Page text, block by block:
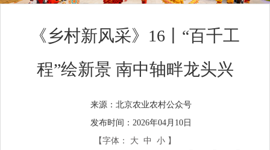
《乡村新风采》16丨“百千工
程”绘新景 南中轴畔龙头兴
来源： 北京农业农村公众号
发布时间：2026年04月10日
【字体：
大 中 小 】